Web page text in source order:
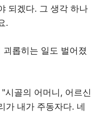
되겠다. 그 생각 하나
.
롭히는 일도 벌어졌
시골의 어머니, 어르신
가 내가 주동자다. 네